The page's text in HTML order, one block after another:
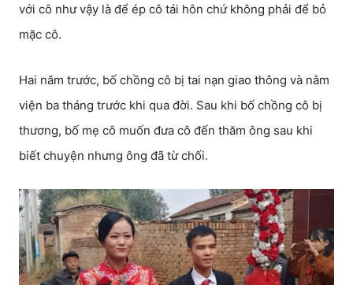
với cô như vậy là để ép cô tái hôn chứ không phải để bỏ
mặc cô.
Hai năm trước, bố chồng cô bị tai nạn giao thông và nằm
viện ba tháng trước khi qua đời. Sau khi bố chồng cô bị
thương, bố mẹ cô muốn đưa cô đến thăm ông sau khi
biết chuyện nhưng ông đã từ chối.